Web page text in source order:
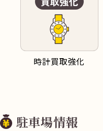
時計買取強化
駐車場情報